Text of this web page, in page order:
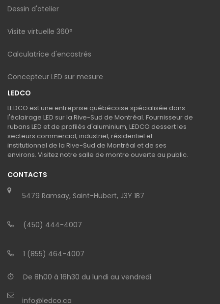
Dessin d'atelier
Visite virtuelle 360°
Calculatrice d'encastrés
Concepteur LED sur mesure
LEDCO
LEDCO est une entreprise québécoise spécialisée dans
l'éclairage LED sur la Rive-Sud de Montréal. Fournisseur de
rubans LED et de profilés d'aluminium, LEDCO dessert les
secteurs commercial, industriel, résidentiel et
institutionnel de la Rive-Sud de Montréal et de ses
environs. Visitez notre salle de montre ouverte au public.
CONTACTS
5479 Ramsay, Saint-Hubert, J3Y 1B7
(450) 444-4007
1 (855) 464-4007
De 8h00 à 16h30 du lundi au vendredi
info@ledco.ca